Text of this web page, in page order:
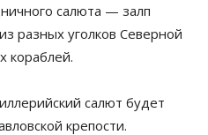
салюта — залп
разных уголков Северной
кораблей.
салют будет
крепости.